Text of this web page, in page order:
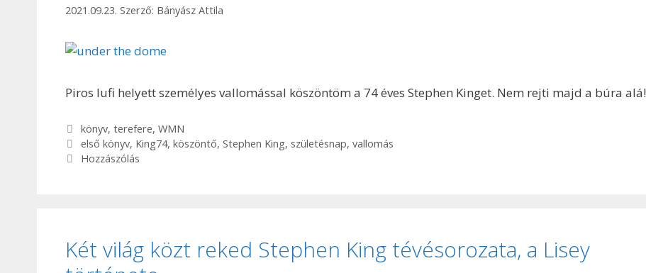
2021.09.23. Szerző: Bányász Attila
Piros lufi helyett személyes vallomással köszöntöm a 74 éves Stephen Kinget. Nem rejti majd a búra alá!
Kategória
könyv, terefere, WMN
Címkék
első könyv, King74, köszöntő, Stephen King, születésnap, vallomás
Hozzászólás
Két világ közt reked Stephen King tévésorozata, a Lisey